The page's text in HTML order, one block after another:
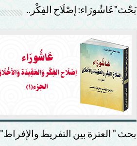
بَحْث”عَاشُورَاء: إصْلَاح الفِكْر..
بحث ” العترة بين التفريط والإفراط”